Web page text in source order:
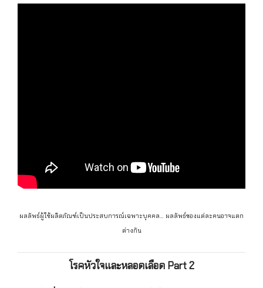
ผลลัพธ์ผู้ใช้ผลิตภัณฑ์เป็นประสบการณ์เฉพาะบุคคล… ผลลัพธ์ของแต่ละคนอาจแตก
ต่างกัน
โรคหัวใจและหลอดเลือด Part 2